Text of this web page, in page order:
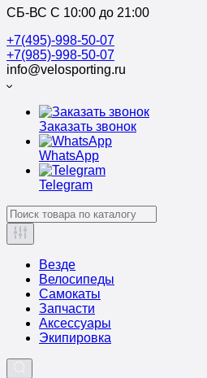
СБ-ВС С 10:00 до 21:00
+7(495)-998-50-07
+7(985)-998-50-07
info@velosporting.ru
Заказать звонок
WhatsApp
Telegram
Везде
Велосипеды
Самокаты
Запчасти
Аксессуары
Экипировка